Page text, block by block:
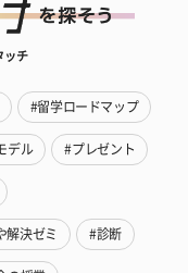
ッチ
#留学ロードマップ
デル #プレゼント
解決ゼミ #診断